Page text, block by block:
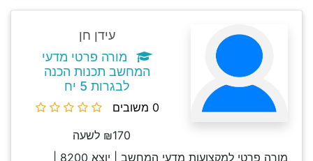
עידן חן
מורה פרטי מדעי
המחשב תכנות הכנה
לבגרות 5 יח
0 משובים
₪170 לשעה